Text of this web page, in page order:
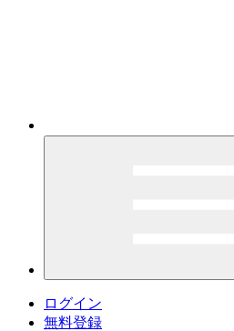
ログイン
無料登録